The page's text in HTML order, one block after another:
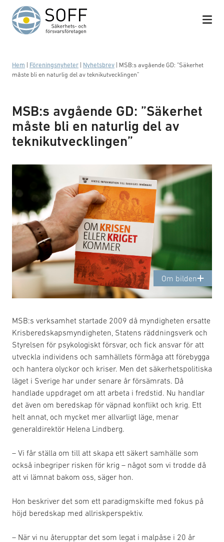
Hoppa till innehåll
Hem Föreningsnyheter Nyhetsbrev
MSB:s avgående GD: ”Säkerhet
måste bli en naturlig del av teknikutvecklingen”
MSB:s avgående GD: ”Säkerhet
måste bli en naturlig del av
teknikutvecklingen”
Om bilden
Foto: MSB
MSB:s verksamhet startade 2009 då myndigheten ersatte
Krisberedskapsmyndigheten, Statens räddningsverk och
Styrelsen för psykologiskt försvar, och fick ansvar för att
utveckla individens och samhällets förmåga att förebygga
och hantera olyckor och kriser. Men det säkerhetspolitiska
läget i Sverige har under senare år försämrats. Då
handlade uppdraget om att arbeta i fredstid. Nu handlar
det även om beredskap för väpnad konflikt och krig. Ett
helt annat, och mycket mer allvarligt läge, menar
generaldirektör Helena Lindberg.
– Vi får ställa om till att skapa ett säkert samhälle som
också inbegriper risken för krig – något som vi trodde då
att vi lämnat bakom oss, säger hon.
Hon beskriver det som ett paradigmskifte med fokus på
höjd beredskap med allriskperspektiv.
– När vi nu återupptar det som legat i malpåse i 20 år